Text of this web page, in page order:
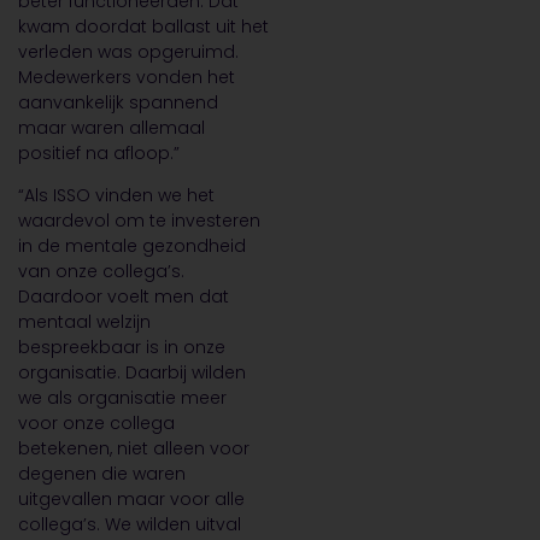
kwam doordat ballast uit het
verleden was opgeruimd.
Medewerkers vonden het
aanvankelijk spannend
maar waren allemaal
positief na afloop.”
“Als ISSO vinden we het
waardevol om te investeren
in de mentale gezondheid
van onze collega’s.
Daardoor voelt men dat
mentaal welzijn
bespreekbaar is in onze
organisatie. Daarbij wilden
we als organisatie meer
voor onze collega
betekenen, niet alleen voor
degenen die waren
uitgevallen maar voor alle
collega’s. We wilden uitval